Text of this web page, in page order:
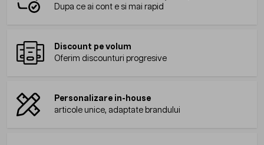
Dupa ce ai cont e si mai rapid
Discount pe volum
Oferim discounturi progresive
Personalizare in-house
articole unice, adaptate brandului